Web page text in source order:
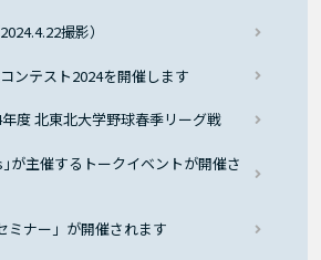
撮影）
ンテスト2024を開催します
年度 北東北大学野球春季リーグ戦
が主催するトークイベントが開催さ
ミナー」が開催されます